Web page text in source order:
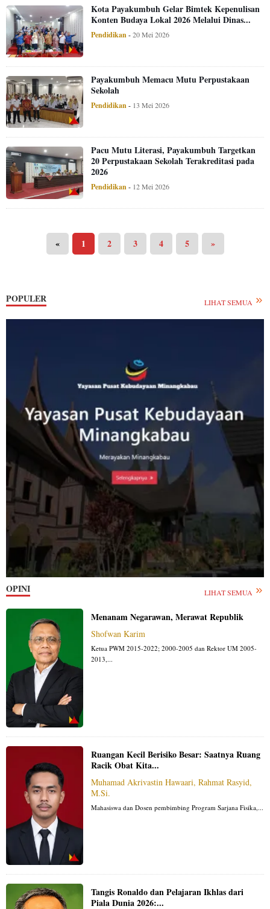
Kota Payakumbuh Gelar Bimtek Kepenulisan
Konten Budaya Lokal 2026 Melalui Dinas...
Pendidikan-20 Mei 2026
Payakumbuh Memacu Mutu Perpustakaan
Sekolah
Pendidikan- 13 Mei 2026
Pacu Mutu Literasi, Payakumbuh Targetkan
20 Perpustakaan Sekolah Terakreditasi pada
2026
Pendidikan- 12 Mei 2026
« 1 2 3 4 5 »
POPULER LIHAT SEMUA
OPINI LIHAT SEMUA
Menanam Negarawan, Merawat Republik
Shofwan Karim
Ketua PWM 2015-2022; 2000-2005 dan Rektor UM 2005-
2013,...
Ruangan Kecil Berisiko Besar: Saatnya Ruang
Racik Obat Kita...
Muhamad Akrivastin Hawaari, Rahmat Rasyid,
M.Si.
Mahasiswa dan Dosen pembimbing Program Sarjana Fisika,...
Tangis Ronaldo dan Pelajaran Ikhlas dari
Piala Dunia 2026:...